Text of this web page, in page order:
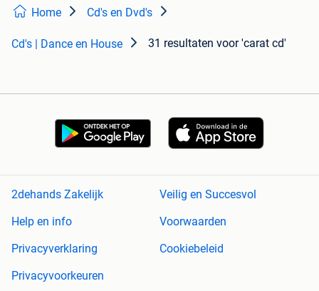
Home Cd's en Dvd's
Cd's | Dance en House 31 resultaten voor 'carat cd'
2dehands Zakelijk
Veilig en Succesvol
Help en info
Voorwaarden
Privacyverklaring
Cookiebeleid
Privacyvoorkeuren